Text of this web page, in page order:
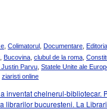
Colimatorul Documentare
, Bucovina, clubul de la roma,
Justin Parvu, Statele Unite ale
ziaristi online
inventat chelnerul-bibliotecar.
librarilor bucuresteni. La